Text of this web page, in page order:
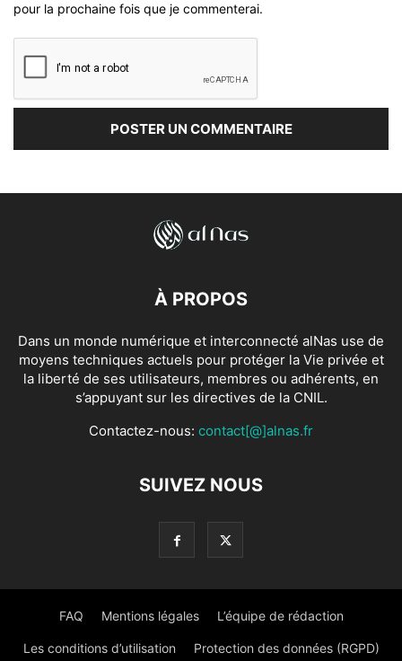
pour la prochaine fois que je commenterai.
À PROPOS
Dans un monde numérique et interconnecté alNas use de
moyens techniques actuels pour protéger la Vie privée et
la liberté de ses utilisateurs, membres ou adhérents, en
s’appuyant sur les directives de la CNIL.
Contactez-nous: contact[@]alnas.fr
SUIVEZ NOUS
FAQ Mentions légales L’équipe de rédaction
Les conditions d’utilisation Protection des données (RGPD)